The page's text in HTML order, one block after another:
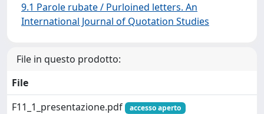
9.1 Parole rubate / Purloined letters. An
International Journal of Quotation Studies
File in questo prodotto:
File
F11_1_presentazione.pdf
accesso aperto